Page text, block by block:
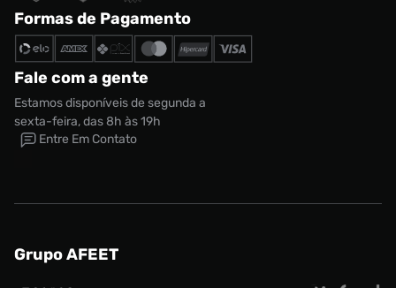
Formas de Pagamento
Fale com a gente
Estamos disponíveis de segunda a
sexta-feira, das 8h às 19h
Entre Em Contato
Grupo AFEET